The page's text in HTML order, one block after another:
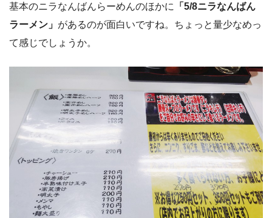
基本のニラなんばんらーめんのほかに
「5/8ニラなんばん
ラーメン」 があるのが面白いですね。ちょっと量少なめっ
て感じでしょうか。